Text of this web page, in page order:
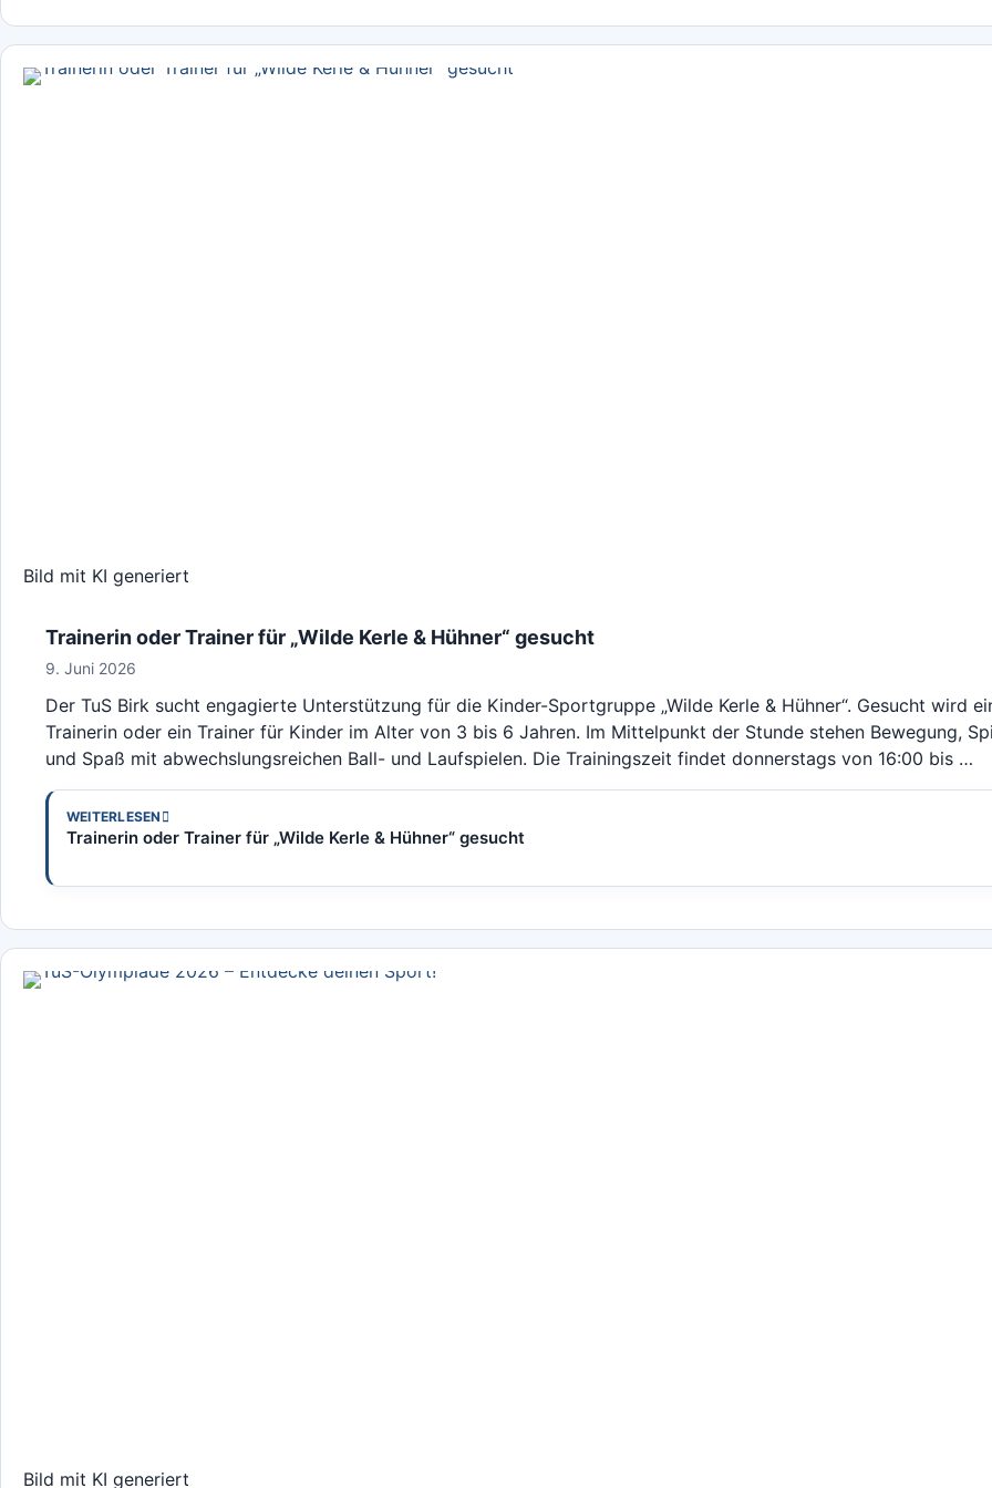
Bild mit KI generiert
Trainerin oder Trainer für „Wilde Kerle & Hühner“ gesucht
9. Juni 2026
Der TuS Birk sucht engagierte Unterstützung für die Kinder-Sportgruppe „Wilde Kerle & Hühner“. Gesucht wird
Trainerin oder ein Trainer für Kinder im Alter von 3 bis 6 Jahren. Im Mittelpunkt der Stunde stehen Bewegung,
und Spaß mit abwechslungsreichen Ball- und Laufspielen. Die Trainingszeit findet donnerstags von 16:00 bis …
WEITERLESEN
Trainerin oder Trainer für „Wilde Kerle & Hühner“ gesucht
Bild mit KI generiert